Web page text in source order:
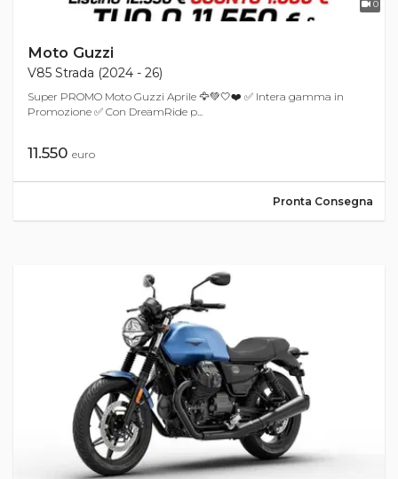
0
Moto Guzzi
V85 Strada (2024 - 26)
Super PROMO Moto Guzzi Aprile 🦅💚🤍❤️ ✅ Intera gamma in
Promozione ✅ Con DreamRide p...
11.550 euro
Pronta Consegna